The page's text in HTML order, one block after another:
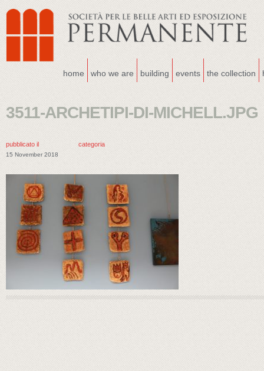
home who we are building events the collection
3511-ARCHETIPI-DI-MICHELL.JPG
pubblicato il
15 November 2018
categoria